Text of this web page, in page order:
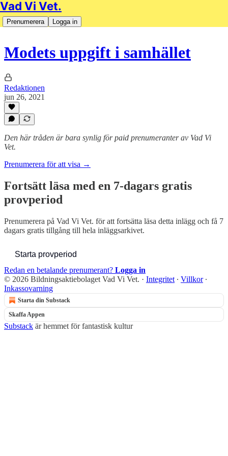
Vad Vi Vet.
Prenumerera Logga in
Modets uppgift i samhället
Redaktionen
jun 26, 2021
Den här tråden är bara synlig för paid prenumeranter av Vad Vi
Vet.
Prenumerera för att visa →
Fortsätt läsa med en 7-dagars gratis
provperiod
Prenumerera på Vad Vi Vet. för att fortsätta läsa detta inlägg och få 7
dagars gratis tillgång till hela inläggsarkivet.
Starta provperiod
Redan en betalande prenumerant? Logga in
© 2026 Bildningsaktiebolaget Vad Vi Vet. · Integritet ∙ Villkor∙
Inkassovarning
Starta din Substack
Skaffa Appen
Substack är hemmet för fantastisk kultur